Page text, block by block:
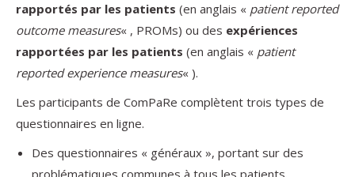
rapportés par les patients (en anglais « patient reported
outcome measures« , PROMs) ou des expériences
rapportées par les patients (en anglais « patient
reported experience measures« ).
Les participants de ComPaRe complètent trois types de
questionnaires en ligne.
Des questionnaires « généraux », portant sur des
problématiques communes à tous les patients.